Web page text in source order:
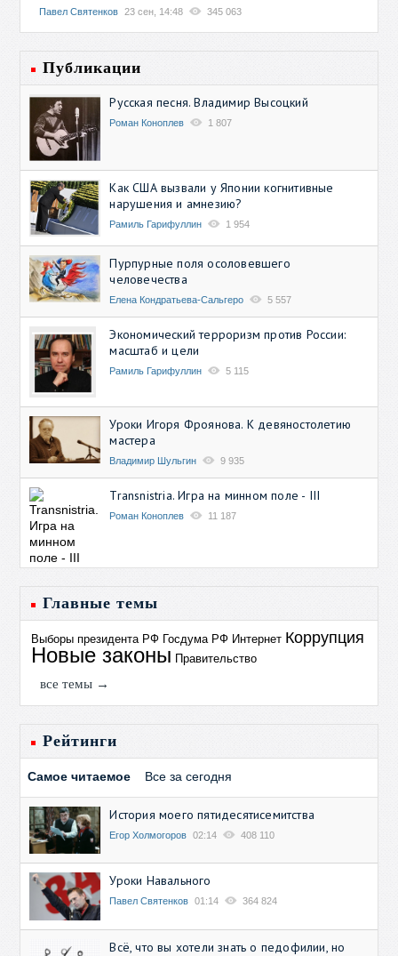
Павел Святенков 23 сен, 14:48 345 063
Публикации
Русская песня. Владимир Высоцкий
Роман Коноплев 1 807
Как США вызвали у Японии когнитивные
нарушения и амнезию?
Рамиль Гарифуллин 1 954
Пурпурные поля осоловевшего
человечества
Елена Кондратьева-Сальгеро 5 557
Экономический терроризм против России:
масштаб и цели
Рамиль Гарифуллин 5 115
Уроки Игоря Фроянова. К девяностолетию
мастера
Владимир Шульгин 9 935
Transnistria. Игра на минном поле - III
Роман Коноплев 11 187
Главные темы
Выборы президента РФ Госдума РФ Интернет Коррупция
Новые законы Правительство
все темы →
Рейтинги
Самое читаемое Все за сегодня
История моего пятидесятисемитства
Егор Холмогоров 02:14 408 110
Уроки Навального
Павел Святенков 01:14 364 824
Всё, что вы хотели знать о педофилии, но